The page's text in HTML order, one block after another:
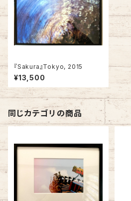
『Sakura』Tokyo, 2015
¥13,500
同じカテゴリの商品